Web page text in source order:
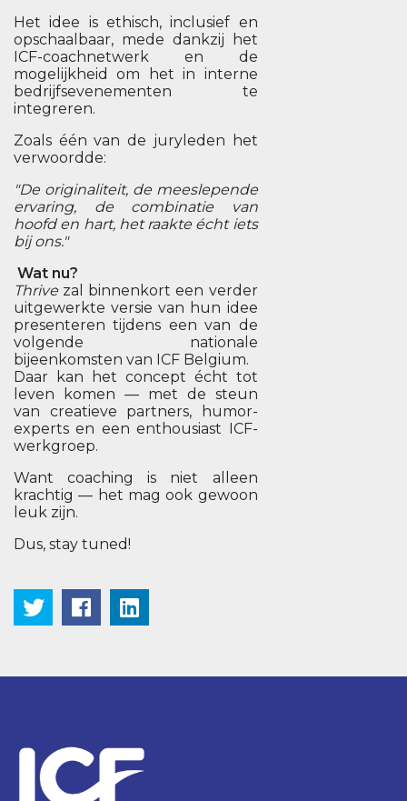
Het idee is ethisch, inclusief en
opschaalbaar, mede dankzij het
ICF-coachnetwerk en de
mogelijkheid om het in interne
bedrijfsevenementen te
integreren.
Zoals één van de juryleden het
verwoordde:
"De originaliteit, de meeslepende
ervaring, de combinatie van
hoofd en hart, het raakte écht iets
bij ons."
Wat nu?
Thrive zal binnenkort een verder
uitgewerkte versie van hun idee
presenteren tijdens een van de
volgende nationale
bijeenkomsten van ICF Belgium.
Daar kan het concept écht tot
leven komen — met de steun
van creatieve partners, humor-
experts en een enthousiast ICF-
werkgroep.
Want coaching is niet alleen
krachtig — het mag ook gewoon
leuk zijn.
Dus, stay tuned!